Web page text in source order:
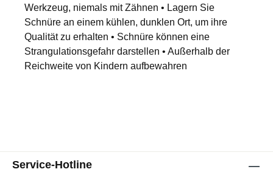
Werkzeug, niemals mit Zähnen • Lagern Sie
Schnüre an einem kühlen, dunklen Ort, um ihre
Qualität zu erhalten • Schnüre können eine
Strangulationsgefahr darstellen • Außerhalb der
Reichweite von Kindern aufbewahren
Service-Hotline